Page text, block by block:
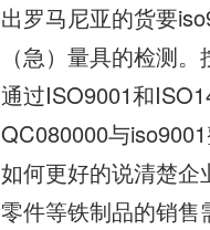
出罗马尼亚的货要
通过ISO9001和
QC080000与
如何更好的说清楚企
零件等铁制品的销